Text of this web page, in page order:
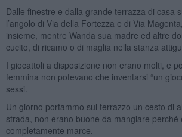
Dalle finestre e dalla grande terrazza di casa
l’angolo di Via della Fortezza e di Via
insieme, mentre Wanda sua madre ed altre
cucito, di ricamo o di maglia nella stanza
I giocattoli a disposizione non erano molti, e
femmina non potevano che inventarsi “un
sessi.
Un giorno portammo sul terrazzo un cesto di
strada, non erano buone da mangiare perché
completamente marce.